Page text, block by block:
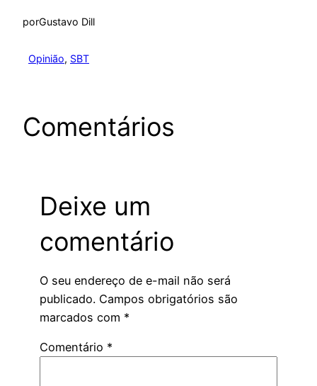
porGustavo Dill
Opinião, SBT
Comentários
Deixe um
comentário
O seu endereço de e-mail não será
publicado. Campos obrigatórios são
marcados com *
Comentário *